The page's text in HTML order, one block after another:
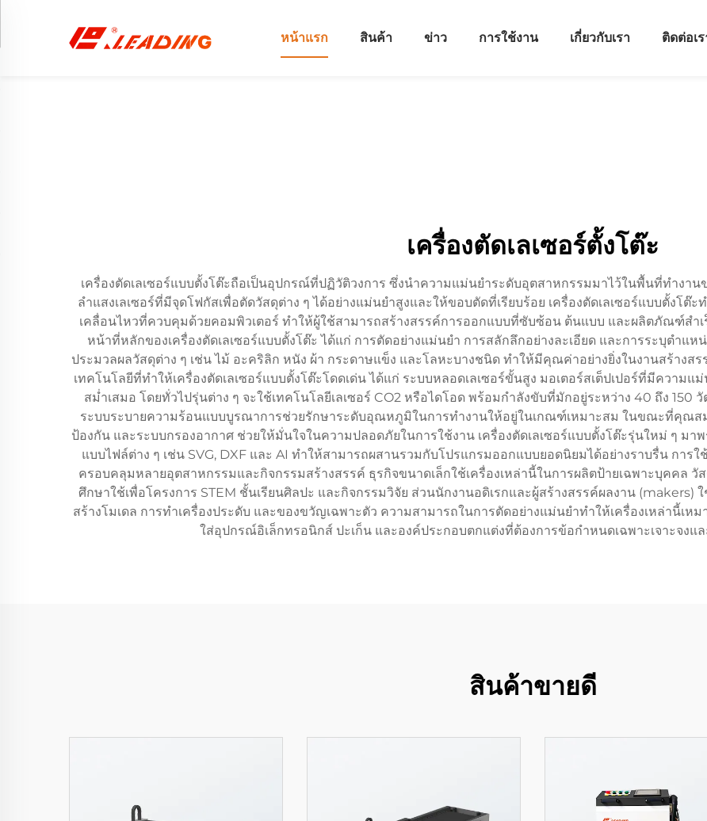
หน้าแรก สินค้า ข่าว การใช้งาน เกี่ยวกับเรา ติดต่อเร
เครื่องตัดเลเซอร์ตั้งโต๊ะ
เครื่องตัดเลเซอร์แบบตั้งโต๊ะถือเป็นอุปกรณ์ที่ปฏิวัติวงการ ซึ่งนำความแม่นยำระดับอุตสาหกรรมมาไว้ในพื้นที่ทำง
ลำแสงเลเซอร์ที่มีจุดโฟกัสเพื่อตัดวัสดุต่าง ๆ ได้อย่างแม่นยำสูงและให้ขอบตัดที่เรียบร้อย เครื่องตัดเลเซอร์แบบตั้งโต๊
เคลื่อนไหวที่ควบคุมด้วยคอมพิวเตอร์ ทำให้ผู้ใช้สามารถสร้างสรรค์การออกแบบที่ซับซ้อน ต้นแบบ และผลิตภัณฑ์สำเ
หน้าที่หลักของเครื่องตัดเลเซอร์แบบตั้งโต๊ะ ได้แก่ การตัดอย่างแม่นยำ การสลักลึกอย่างละเอียด และการระบุตำแ
ประมวลผลวัสดุต่าง ๆ เช่น ไม้ อะคริลิก หนัง ผ้า กระดาษแข็ง และโลหะบางชนิด ทำให้มีคุณค่าอย่างยิ่งในงานสร้างส
เทคโนโลยีที่ทำให้เครื่องตัดเลเซอร์แบบตั้งโต๊ะโดดเด่น ได้แก่ ระบบหลอดเลเซอร์ขั้นสูง มอเตอร์สเต็ปเปอร์ที่มีควา
สม่ำเสมอ โดยทั่วไปรุ่นต่าง ๆ จะใช้เทคโนโลยีเลเซอร์ CO2 หรือไดโอด พร้อมกำลังขับที่มักอยู่ระหว่าง 40 ถึง
ระบบระบายความร้อนแบบบูรณาการช่วยรักษาระดับอุณหภูมิในการทำงานให้อยู่ในเกณฑ์เหมาะสม ในขณะที่คุณ
ป้องกัน และระบบกรองอากาศ ช่วยให้มั่นใจในความปลอดภัยในการใช้งาน เครื่องตัดเลเซอร์แบบตั้งโต๊ะรุ่นใหม่ ๆ ม
แบบไฟล์ต่าง ๆ เช่น SVG, DXF และ AI ทำให้สามารถผสานรวมกับโปรแกรมออกแบบยอดนิยมได้อย่างราบรื่น การ
ครอบคลุมหลายอุตสาหกรรมและกิจกรรมสร้างสรรค์ ธุรกิจขนาดเล็กใช้เครื่องเหล่านี้ในการผลิตป้ายเฉพาะบุคคล
ศึกษาใช้เพื่อโครงการ STEM ชั้นเรียนศิลปะ และกิจกรรมวิจัย ส่วนนักงานอดิเรกและผู้สร้างสรรค์ผลงาน (makers)
สร้างโมเดล การทำเครื่องประดับ และของขวัญเฉพาะตัว ความสามารถในการตัดอย่างแม่นยำทำให้เครื่องเหล่านี้เห
ใส่อุปกรณ์อิเล็กทรอนิกส์ ปะเก็น และองค์ประกอบตกแต่งที่ต้องการข้อกำหนดเฉพาะเจาะจงแ
สินค้าขายดี